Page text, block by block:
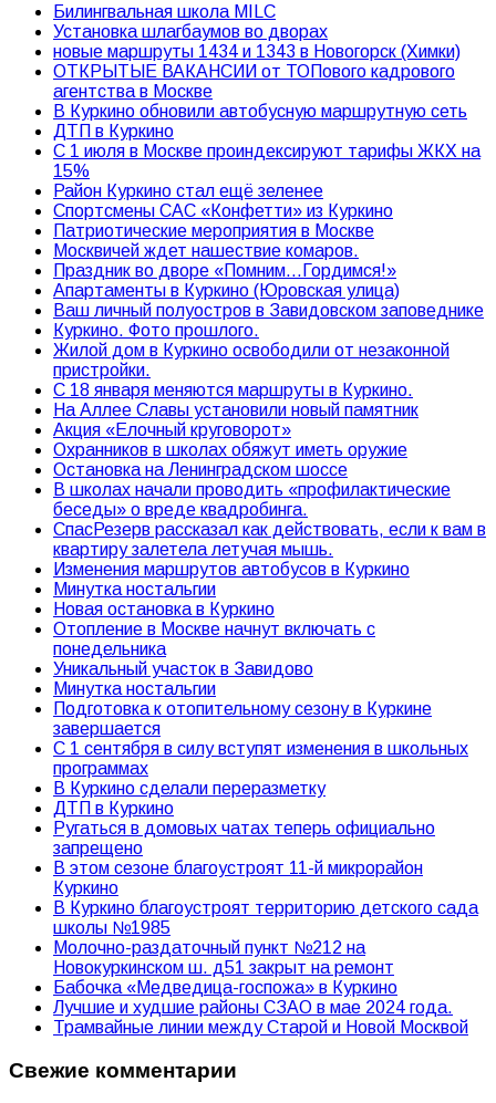
Билингвальная школа MILC
Установка шлагбаумов во дворах
новые маршруты 1434 и 1343 в Новогорск (Химки)
ОТКРЫТЫЕ ВАКАНСИИ от ТОПового кадрового
агентства в Москве
В Куркино обновили автобусную маршрутную сеть
ДТП в Куркино
С 1 июля в Москве проиндексируют тарифы ЖКХ на
15%
Район Куркино стал ещё зеленее
Спортсмены САС «Конфетти» из Куркино
Патриотические мероприятия в Москве
Москвичей ждет нашествие комаров.
Праздник во дворе «Помним…Гордимся!»
Апартаменты в Куркино (Юровская улица)
Ваш личный полуостров в Завидовском заповеднике
Куркино. Фото прошлого.
Жилой дом в Куркино освободили от незаконной
пристройки.
С 18 января меняются маршруты в Куркино.
На Аллее Славы установили новый памятник
Акция «Елочный круговорот»
Охранников в школах обяжут иметь оружие
Остановка на Ленинградском шоссе
В школах начали проводить «профилактические
беседы» о вреде квадробинга.
СпасРезерв рассказал как действовать, если к вам в
квартиру залетела летучая мышь.
Изменения маршрутов автобусов в Куркино
Минутка ностальгии
Новая остановка в Куркино
Отопление в Москве начнут включать с
понедельника
Уникальный участок в Завидово
Минутка ностальгии
Подготовка к отопительному сезону в Куркине
завершается
С 1 сентября в силу вступят изменения в школьных
программах
В Куркино сделали переразметку
ДТП в Куркино
Ругаться в домовых чатах теперь официально
запрещено
В этом сезоне благоустроят 11-й микрорайон
Куркино
В Куркино благоустроят территорию детского сада
школы №1985
Молочно-раздаточный пункт №212 на
Новокуркинском ш. д51 закрыт на ремонт
Бабочка «Медведица-госпожа» в Куркино
Лучшие и худшие районы СЗАО в мае 2024 года.
Трамвайные линии между Старой и Новой Москвой
Свежие комментарии